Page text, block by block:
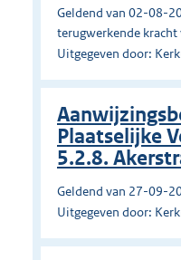
Geldend van 02-08-
terugwerkende
Uitgegeven door:
Plaatselijke
5.2.8.
Geldend van 27-09-
Uitgegeven door: